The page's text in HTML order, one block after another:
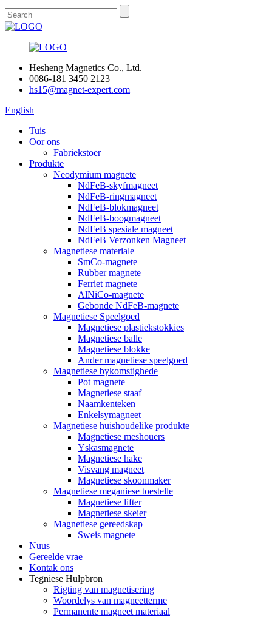
Hesheng Magnetics Co., Ltd.
0086-181 3450 2123
hs15@magnet-expert.com
English
Tuis
Oor ons
Fabriekstoer
Produkte
Neodymium magnete
NdFeB-skyfmagneet
NdFeB-ringmagneet
NdFeB-blokmagneet
NdFeB-boogmagneet
NdFeB spesiale magneet
NdFeB Verzonken Magneet
Magnetiese materiale
SmCo-magnete
Rubber magnete
Ferriet magnete
AlNiCo-magnete
Gebonde NdFeB-magnete
Magnetiese Speelgoed
Magnetiese plastiekstokkies
Magnetiese balle
Magnetiese blokke
Ander magnetiese speelgoed
Magnetiese bykomstighede
Pot magnete
Magnetiese staaf
Naamkenteken
Enkelsymagneet
Magnetiese huishoudelike produkte
Magnetiese meshouers
Yskasmagnete
Magnetiese hake
Visvang magneet
Magnetiese skoonmaker
Magnetiese meganiese toestelle
Magnetiese lifter
Magnetiese skeier
Magnetiese gereedskap
Sweis magnete
Nuus
Gereelde vrae
Kontak ons
Tegniese Hulpbron
Rigting van magnetisering
Woordelys van magneetterme
Permanente magneet materiaal